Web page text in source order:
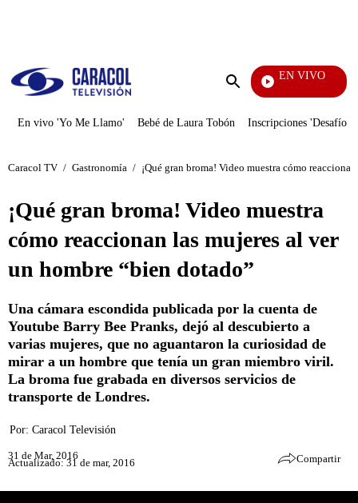
Enviar
EN VIVO
Vecinos
En vivo 'Yo Me Llamo' Bebé de Laura Tobón Inscripciones 'Desafío'
Caracol TV / Gastronomía / ¡Qué gran broma! Video muestra cómo
¡Qué gran broma! Video muestra
cómo reaccionan las mujeres al ver
un hombre “bien dotado”
Una cámara escondida publicada por la cuenta de
Youtube Barry Bee Pranks, dejó al descubierto a
varias mujeres, que no aguantaron la curiosidad de
mirar a un hombre que tenía un gran miembro viril.
La broma fue grabada en diversos servicios de
transporte de Londres.
Por: Caracol Televisión
31 de Mar, 2016
Actualizado: 31 de mar, 2016 Compartir